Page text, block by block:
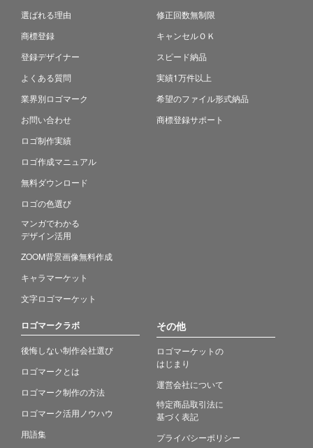
選ばれる理由
商標登録
登録デザイナー
よくある質問
業界別ロゴマーク
お問い合わせ
ロゴ制作実績
ロゴ作成マニュアル
無料ダウンロード
ロゴの色選び
マンガでわかる
デザイン活用
ZOOM背景画像無料作成
キャラマーケット
文字ロゴマーケット
修正回数無制限
キャンセルＯＫ
スピード納品
実績1万件以上
希望のファイル形式納品
商標登録サポート
ロゴマークラボ
後悔しない制作会社選び
ロゴマークとは
ロゴマーク制作の方法
ロゴマーク活用ノウハウ
用語集
その他
ロゴマーケットの
はじまり
運営会社について
特定商品取引法に
基づく表記
プライバシーポリシー